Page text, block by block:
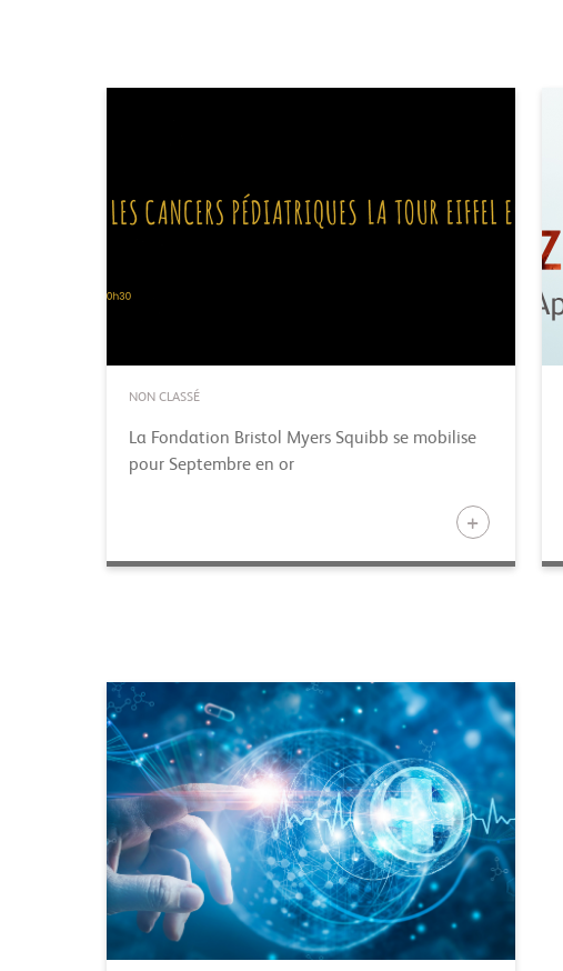
NON CLASSÉ
La Fondation Bristol Myers Squibb se mobilise
pour Septembre en or